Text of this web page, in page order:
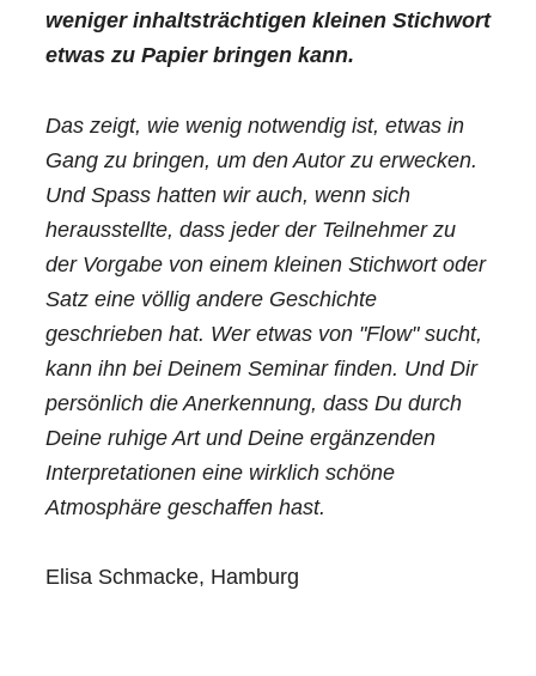
weniger inhaltsträchtigen kleinen Stichwort
etwas zu Papier bringen kann.
Das zeigt, wie wenig notwendig ist, etwas in
Gang zu bringen, um den Autor zu erwecken.
Und Spass hatten wir auch, wenn sich
herausstellte, dass jeder der Teilnehmer zu
der Vorgabe von einem kleinen Stichwort oder
Satz eine völlig andere Geschichte
geschrieben hat. Wer etwas von "Flow" sucht,
kann ihn bei Deinem Seminar finden. Und Dir
persönlich die Anerkennung, dass Du durch
Deine ruhige Art und Deine ergänzenden
Interpretationen eine wirklich schöne
Atmosphäre geschaffen hast.
Elisa Schmacke, Hamburg